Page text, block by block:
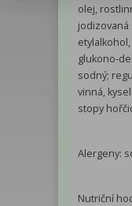
olej,
jodizovaná
glukono-
sodný;
vinná,
stopy
Alergeny:
Nutriční